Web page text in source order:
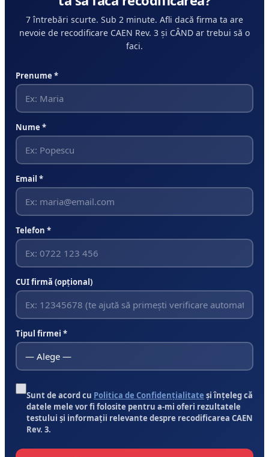
7 întrebări scurte. Sub 2 minute. Afli dacă firma ta are
nevoie de recodificare CAEN Rev. 3 și CÂND ar trebui să o
faci.
Prenume *
Nume *
Email *
Telefon *
CUI firmă (opțional)
Tipul firmei *
Sunt de acord cu Politica de Confidențialitate și înțeleg că
datele mele vor fi folosite pentru a-mi oferi rezultatele
testului și informații relevante despre recodificarea CAEN
Rev. 3.